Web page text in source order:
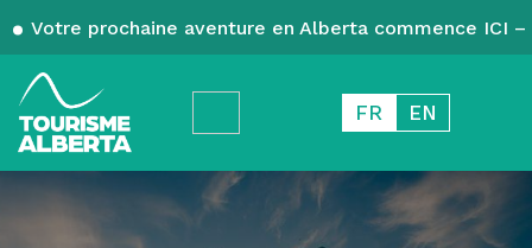
Votre prochaine aventure en Alberta commence ICI
FR EN